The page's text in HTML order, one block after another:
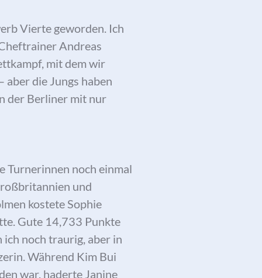
Vierte geworden. Ich
Andreas
mit dem wir
aber die Jungs haben
der Berliner mit nur
Turnerinnen noch einmal
und
kostete Sophie
Gute 14,733 Punkte
ich noch traurig, aber in
Während Kim Bui
war, haderte Janine